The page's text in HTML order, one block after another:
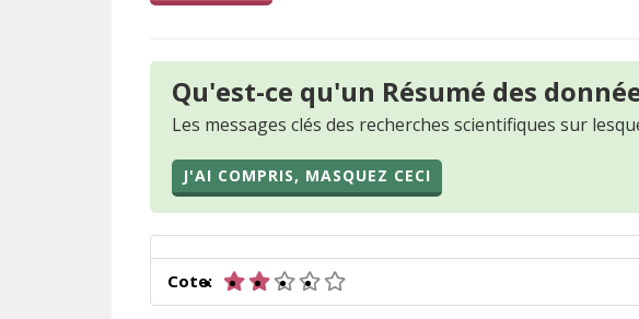
Qu'est-ce qu'un Résumé des
Les messages clés des recherches scientifiques sur
J'AI COMPRIS, MASQUEZ CECI
Cote: